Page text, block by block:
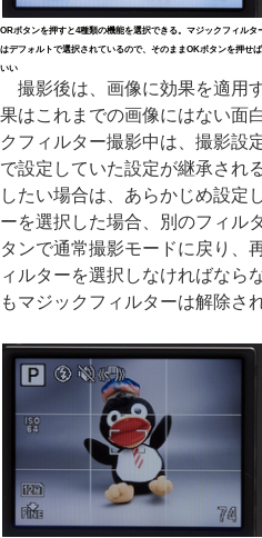
ORボタンを押すと4種類の機能を選択できる。マジックフィルタ
はデフォルトで選択されているので、そのままOKボタンを押せば
いい
撮影後は、画像に効果を適用
果はこれまでの画像にはない面
クフィルター撮影中は、撮影設
で設定していた設定が継承され
したい場合は、あらかじめ設定
ーを選択した場合、別のフィル
タンで通常撮影モードに戻り、
ィルターを選択しなければなら
もマジックフィルターは解除され